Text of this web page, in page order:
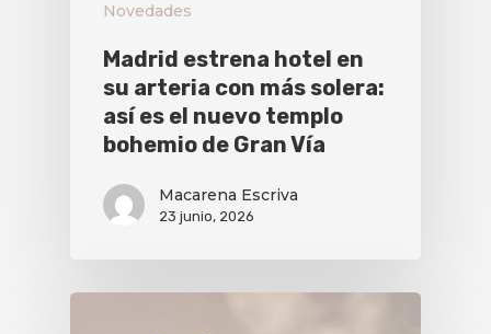
Novedades
Madrid estrena hotel en
su arteria con más solera:
así es el nuevo templo
bohemio de Gran Vía
Macarena Escriva
23 junio, 2026